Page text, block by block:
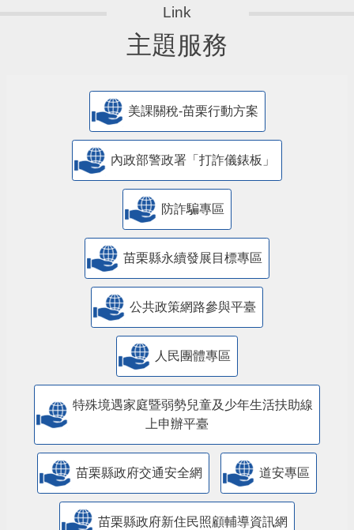
主題服務
美課關稅-苗栗行動方案
內政部警政署「打詐儀錶板」
防詐騙專區
苗栗縣永續發展目標專區
公共政策網路參與平臺
人民團體專區
特殊境遇家庭暨弱勢兒童及少年生活扶助線
上申辦平臺
苗栗縣政府交通安全網 道安專區
苗栗縣政府新住民照顧輔導資訊網